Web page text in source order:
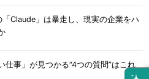
Claude」は暴走し、現実の企業をハ
仕事」が見つかる“4つの質問”はこれ